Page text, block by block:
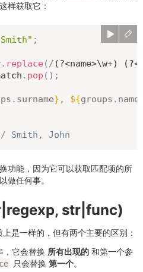
样获取它：
;
. replace (/ (?<name>\w+)
. pop ( ) ;
. surname} , ${groups . name
Smith, John
功能，因为它可以获取匹配项的所
做任何事。
str|func)
上是一样的，但有两个主要的区别：
，它会替换 所有出现的 和第一个参
只会替换 第一个。